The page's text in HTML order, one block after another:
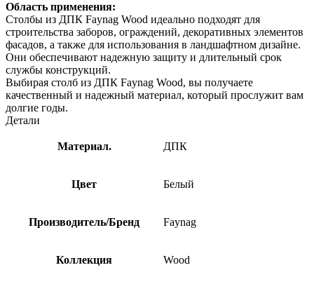
Область применения:
Столбы из ДПК Faynag Wood идеально подходят для
строительства заборов, ограждений, декоративных элементов
фасадов, а также для использования в ландшафтном дизайне.
Они обеспечивают надежную защиту и длительный срок
службы конструкций.
Выбирая столб из ДПК Faynag Wood, вы получаете
качественный и надежный материал, который прослужит вам
долгие годы.
Детали
Материал. ДПК
Цвет Белый
Производитель/Бренд Faynag
Коллекция Wood